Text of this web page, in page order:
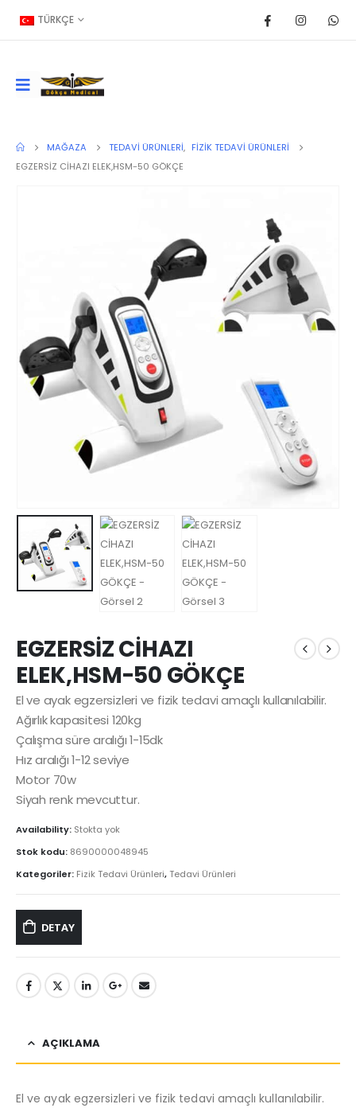
TÜRKÇE
MAĞAZA TEDAVI ÜRÜNLERI, FIZIK TEDAVI ÜRÜNLERI
EGZERSİZ CİHAZI ELEK,HSM-50 GÖKÇE
EGZERSİZ CİHAZI
ELEK,HSM-50 GÖKÇE
El ve ayak egzersizleri ve fizik tedavi amaçlı kullanılabilir.
Ağırlık kapasitesi 120kg
Çalışma süre aralığı 1-15dk
Hız aralığı 1-12 seviye
Motor 70w
Siyah renk mevcuttur.
Availability: Stokta yok
Stok kodu: 8690000048945
Kategoriler: Fizik Tedavi Ürünleri,Tedavi Ürünleri
DETAY
AÇIKLAMA
El ve ayak egzersizleri ve fizik tedavi amaçlı kullanılabilir.